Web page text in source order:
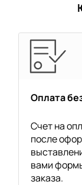
Оплата
Счет на
после
вами
заказа.